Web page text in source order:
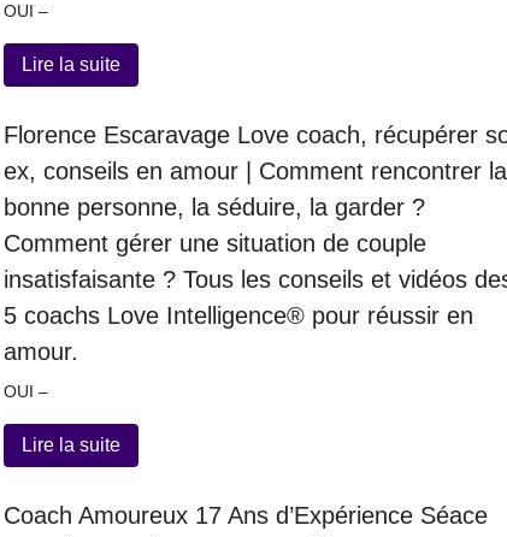
OUI –
Lire la suite
Florence Escaravage Love coach, récupérer
ex, conseils en amour | Comment rencontrer la
bonne personne, la séduire, la garder ?
Comment gérer une situation de couple
insatisfaisante ? Tous les conseils et vidéos
5 coachs Love Intelligence® pour réussir en
amour.
OUI –
Lire la suite
Coach Amoureux 17 Ans d’Expérience Séace